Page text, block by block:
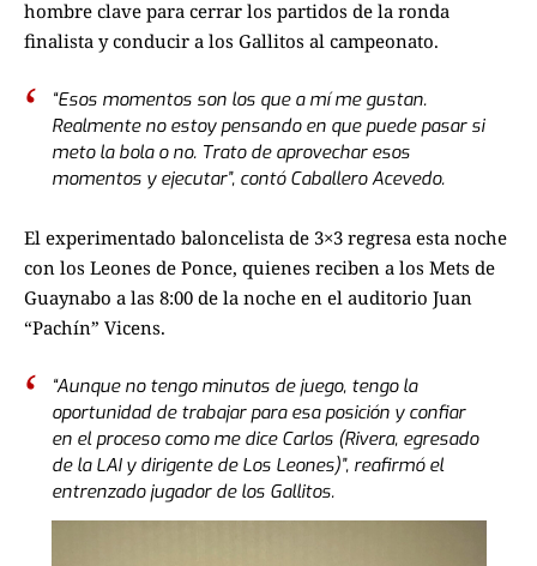
hombre clave para cerrar los partidos de la ronda
finalista y conducir a los Gallitos al campeonato.
“Esos momentos son los que a mí me gustan.
Realmente no estoy pensando en que puede pasar si
meto la bola o no. Trato de aprovechar esos
momentos y ejecutar”, contó Caballero Acevedo.
El experimentado baloncelista de 3×3 regresa esta noche
con los Leones de Ponce, quienes reciben a los Mets de
Guaynabo a las 8:00 de la noche en el auditorio Juan
“Pachín” Vicens.
“Aunque no tengo minutos de juego, tengo la
oportunidad de trabajar para esa posición y confiar
en el proceso como me dice Carlos (Rivera, egresado
de la LAI y dirigente de Los Leones)”, reafirmó el
entrenzado jugador de los Gallitos.